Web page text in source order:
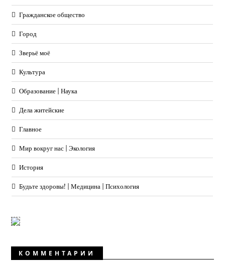
Гражданское общество
Город
Зверьё моё
Культура
Образование | Наука
Дела житейские
Главное
Мир вокруг нас | Экология
История
Будьте здоровы! | Медицина | Психология
КОММЕНТАРИИ